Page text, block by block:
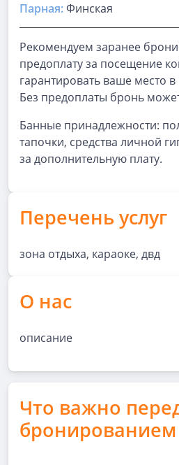
Парная:Финская
Рекомендуем заранее
предоплату за посещение
гарантировать ваше место
Без предоплаты бронь
Банные принадлежности:
тапочки, средства личной
за дополнительную плату.
Перечень услуг
зона отдыха, караоке, двд
О нас
описание
Что важно
бронированием